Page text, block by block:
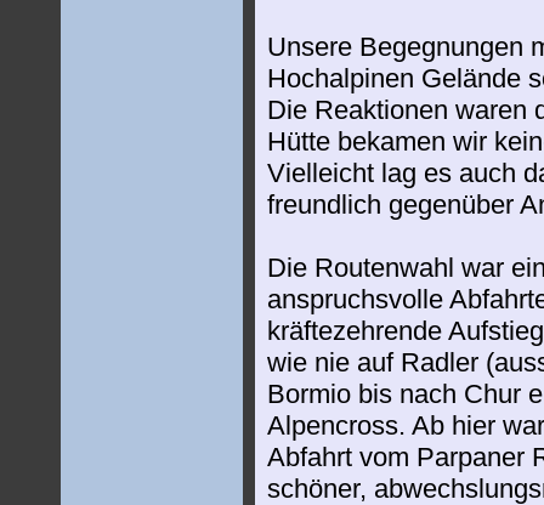
Unsere Begegnungen
Hochalpinen Gelände
Die Reaktionen waren
Hütte bekamen wir
Vielleicht lag es auch
freundlich gegenüber
Die Routenwahl war
anspruchsvolle
kräftezehrende
wie nie auf Radler
Bormio bis nach Chur
Alpencross. Ab hier
Abfahrt vom Parpaner
schöner,